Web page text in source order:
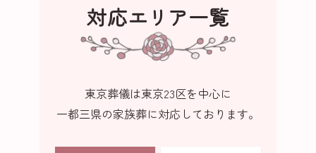
対応エリア一覧
東京葬儀は東京23区を中心に
一都三県の家族葬に対応しております。